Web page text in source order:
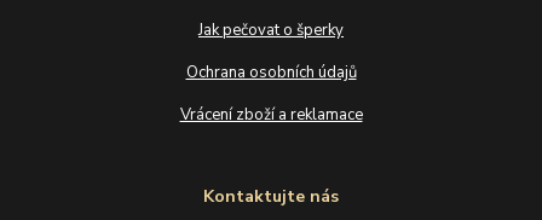
Jak pečovat o šperky
Ochrana osobních údajů
Vrácení zboží a reklamace
Kontaktujte nás